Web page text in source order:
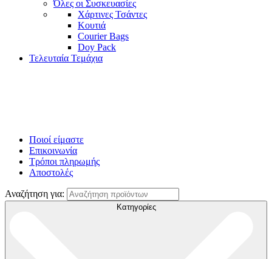
Όλες οι Συσκευασίες
Χάρτινες Τσάντες
Κουτιά
Courier Bags
Doy Pack
Τελευταία Τεμάχια
Ποιοί είμαστε
Επικοινωνία
Τρόποι πληρωμής
Αποστολές
Αναζήτηση για:
Κατηγορίες